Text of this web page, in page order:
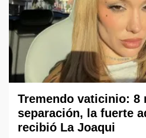
Tremendo vaticinio: 8
separación, la fuerte
recibió La Joaqui